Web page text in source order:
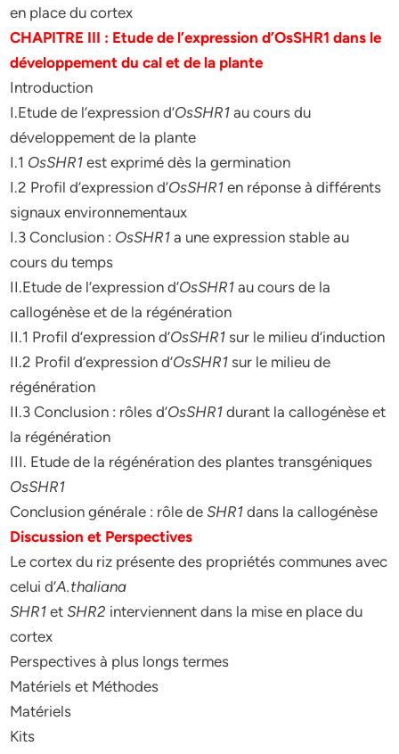
en place du cortex
CHAPITRE III : Etude de l’expression d’OsSHR1 dans le
développement du cal et de la plante
Introduction
I.Etude de l’expression d’OsSHR1au cours du
développement de la plante
I.1 OsSHR1est exprimé dès la germination
I.2 Profil d’expression d’OsSHR1en réponse à différents
signaux environnementaux
I.3 Conclusion : OsSHR1a une expression stable au
cours du temps
II.Etude de l’expression d’OsSHR1au cours de la
callogénèse et de la régénération
II.1 Profil d’expression d’OsSHR1 sur le milieu d’induction
II.2 Profil d’expression d’OsSHR1 sur le milieu de
régénération
II.3 Conclusion : rôles d’OsSHR1durant la callogénèse et
la régénération
III. Etude de la régénération des plantes transgéniques
OsSHR1
Conclusion générale : rôle deSHR1dans la callogénèse
Discussion et Perspectives
Le cortex du riz présente des propriétés communes avec
celui d’A.thaliana
SHR1etSHR2 interviennent dans la mise en place du
cortex
Perspectives à plus longs termes
Matériels et Méthodes
Matériels
Kits